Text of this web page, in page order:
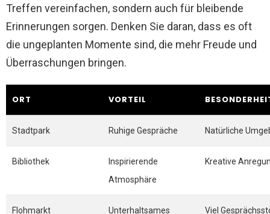
Treffen vereinfachen, sondern auch für bleibende
Erinnerungen sorgen. Denken Sie daran, dass es oft
die ungeplanten Momente sind, die mehr Freude und
Überraschungen bringen.
ORT VORTEIL
Stadtpark Ruhige Gespräche Natürliche
Bibliothek
Inspirierende
Atmosphäre
Kreative
Flohmarkt
Unterhaltsames
Viel